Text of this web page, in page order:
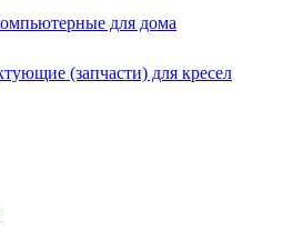
для дома
(запчасти) для кресел